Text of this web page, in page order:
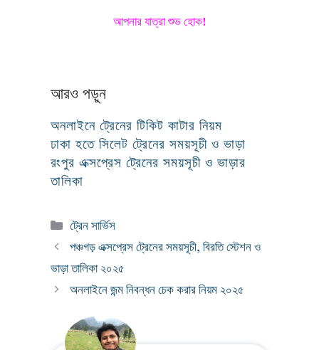
আপনার যাত্রা শুভ হোক!
আরও পড়ুন
অনলাইনে ট্রেনের টিকিট কাটার নিয়ম
ঢাকা হতে সিলেট ট্রেনের সময়সূচী ও ভাড়া
রংপুর এক্সপ্রেস ট্রেনের সময়সূচী ও ভাড়ার
তালিকা
Categories
ট্রেন সার্ভিস
পঞ্চগড় এক্সপ্রেস ট্রেনের সময়সূচী, বিরতি স্টেশন ও
ভাড়া তালিকা ২০২৫
অনলাইনে জন্ম নিবন্ধন চেক করার নিয়ম ২০২৫